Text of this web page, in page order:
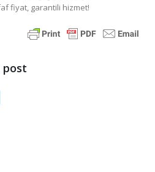
fiyat, garantili hizmet!
post